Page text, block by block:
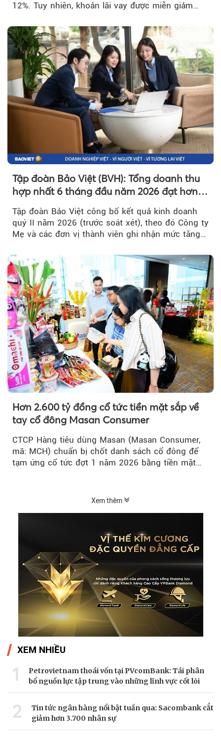
12%. Tuy nhiên, khoản lãi vay được miễn giảm
Tập đoàn Bảo Việt (BVH): Tổng doanh thu
hợp nhất 6 tháng đầu năm 2026 đạt hơn
32.000 tỷ đồng, tăng trưởng 9,2%
Tập đoàn Bảo Việt công bố kết quả kinh doanh
quý II năm 2026 (trước soát xét), theo đó Công ty
Mẹ và các đơn vị thành viên ghi nhận mức tăng
Hơn 2.600 tỷ đồng cổ tức tiền mặt sắp về
tay cổ đông Masan Consumer
CTCP Hàng tiêu dùng Masan (Masan Consumer,
mã: MCH) chuẩn bị chốt danh sách cổ đông để
tạm ứng cổ tức đợt 1 năm 2026 bằng tiền mặt
Xem thêm
XEM NHIỀU
1
Petrovietnam thoái vốn tại PVcomBank: Tái phân
bổ nguồn lực tập trung vào những lĩnh vực cốt lõi
2
Tin tức ngân hàng nổi bật tuần qua: Sacombank cắt
giảm hơn 3.700 nhân sự